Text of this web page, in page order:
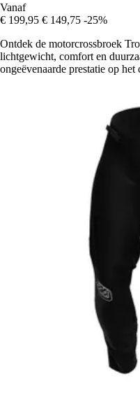
Vanaf
€ 199,95 € 149,75 -25%
Ontdek de motorcrossbroek
lichtgewicht, comfort en
ongeëvenaarde prestatie op het